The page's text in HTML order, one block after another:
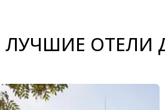
ОТЕЛИ